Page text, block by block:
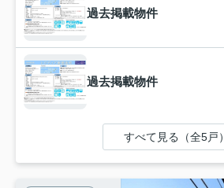
過去掲載物件
過去掲載物件
すべて見る（全5戸）